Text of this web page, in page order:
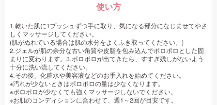
使い方
1.乾いた肌に1プッシュずつ手に取り、気になる部分になじませてやさ
しくマッサージしてください。
(肌がぬれている場合は肌の水分をよくふき取ってください。)
2.ジェルが肌の余分な古い角質や皮脂を包み込んでポロポロとした固
まりに変わります。3.ポロポロが出てきたら、すすぎ残しがないよう
十分に洗い流してください。
4.その後、化粧水や美容液などのお手入れを始めてください。
※汚れが少ないときはポロポロの量は少なくなります。
※ポロポロが少なくても強くマッサージしないでください。
※お肌のコンディションに合わせて、週1～2回が目安です。